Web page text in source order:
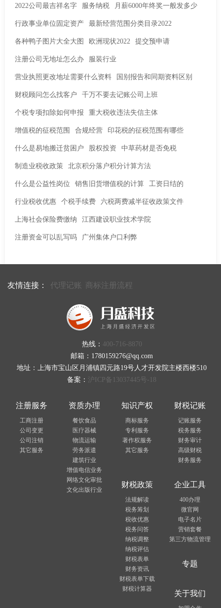
2022公司最吉祥名字 服务纳税 月薪6000年终奖一般发多少
行政事业单位固定资产 最新经营范围分类目录2022
各种鸭子图片大全大图 欧洲现状2022 提交预申请
注册公司无地址怎么办 服装行业
营业执照更改地址需要什么资料 国别报告和同期资料区别
财税顾问怎么找客户 千万不要去记账公司上班
个税专项扣除如何申报 重大税收违法失信主体
增值税的征税范围 合规经营 印花税的征税范围有哪些
什么是易地搬迁贫困户 股权投资 中草药材是否免税
制造业税收政策 北京积分落户积分计算方法
什么是公益性岗位 销售旧货增值税的计算 工资日结的
行业税收优惠 个税手续费 六税两费减半征收政策文件
上海社会保险费缴纳 江西建设职业技术学院
注册资金可以乱写吗 广州集体户口利弊
友情连接： 代理记账 商标注册流程
热线： 400-716-8870
邮箱：1780159276@qq.com
地址：上海市宝山区月浦镇四元路19号人才开发院主楼西楼510
备案： 沪ICP备13037445号-18
注册服务
工商注册
公司变更
公司注销
其它服务
资质办理
餐饮食品
医疗器械
物流运输
劳务派遣
建筑行业
增值电信业务
网络文化审批
文化出版行业
知识产权
商标服务
专利服务
著作权服务
其它服务
财税记账
记账服务
税务服务
财务审计
高级财税
财务服务
财税政策
法规解读
税务筹划
税收优惠
税务问答
纳税调整
纳税评估
财税表单
财务资讯
财税表单下载
财税计算器
企业工具
400办理
微官网
电子名片
营销套餐
第三方物流管理
专题
关于我们